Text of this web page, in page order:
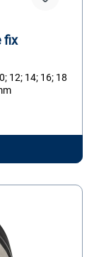
fix
12; 14; 16; 18